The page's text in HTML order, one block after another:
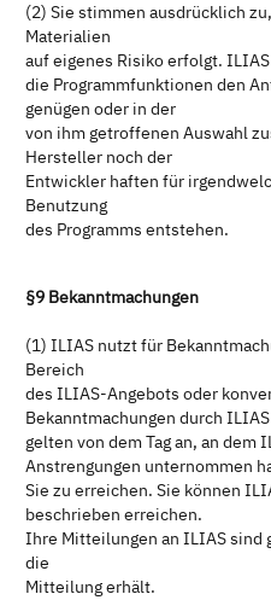
(2) Sie stimmen ausdrücklich
Materialien
auf eigenes Risiko erfolgt.
die Programmfunktionen den
genügen oder in der
von ihm getroffenen Auswahl
Hersteller noch der
Entwickler haften für
Benutzung
des Programms entstehen.
§9 Bekanntmachungen
(1) ILIAS nutzt für
Bereich
des ILIAS-Angebots oder
Bekanntmachungen durch ILIAS
gelten von dem Tag an, an dem
Anstrengungen unternommen
Sie zu erreichen. Sie können
beschrieben erreichen.
Ihre Mitteilungen an ILIAS sind
die
Mitteilung erhält.